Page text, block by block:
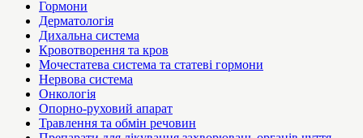
Гормони
Дерматологія
Дихальна система
Кровотворення та кров
Мочестатева система та статеві гормони
Нервова система
Онкологія
Опорно-руховий апарат
Травлення та обмін речовин